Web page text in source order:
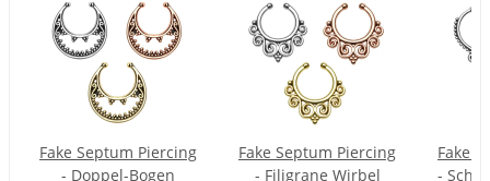
Fake Septum Piercing
- Doppel-Bogen
Fake Septum Piercing
- Filigrane Wirbel
Fake
-